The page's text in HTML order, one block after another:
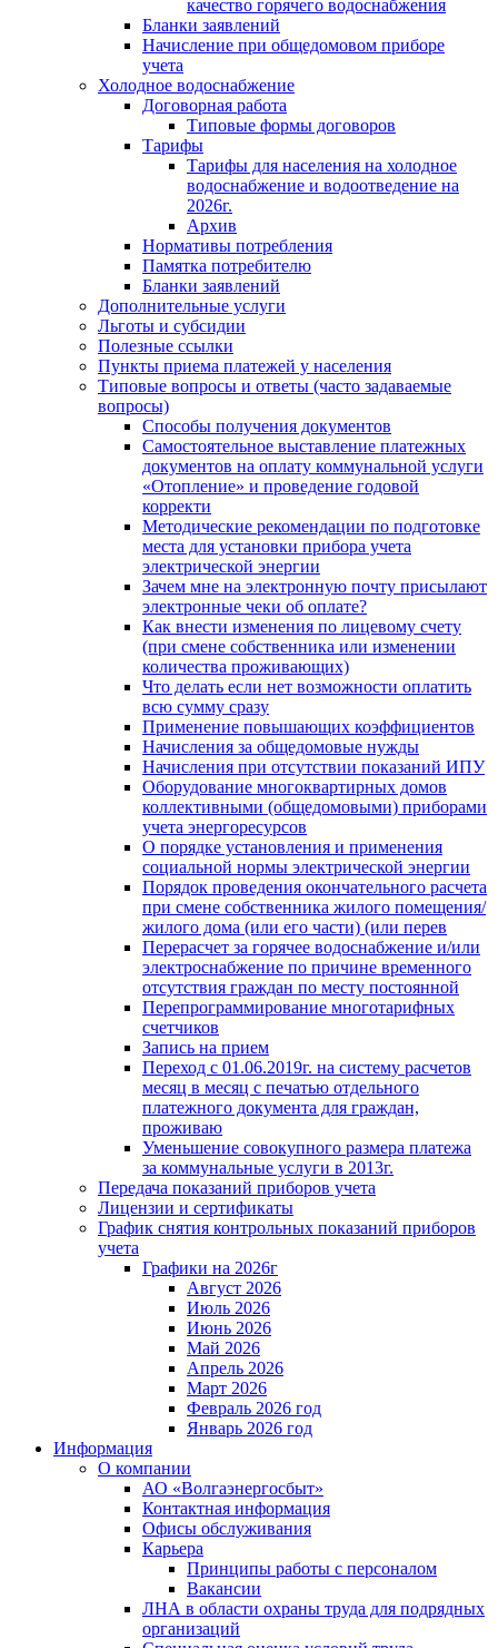
качество горячего водоснабжения
Бланки заявлений
Начисление при общедомовом приборе
учета
Холодное водоснабжение
Договорная работа
Типовые формы договоров
Тарифы
Тарифы для населения на холодное
водоснабжение и водоотведение на
2026г.
Архив
Нормативы потребления
Памятка потребителю
Бланки заявлений
Дополнительные услуги
Льготы и субсидии
Полезные ссылки
Пункты приема платежей у населения
Типовые вопросы и ответы (часто задаваемые
вопросы)
Способы получения документов
Самостоятельное выставление платежных
документов на оплату коммунальной услуги
«Отопление» и проведение годовой
корректи
Методические рекомендации по подготовке
места для установки прибора учета
электрической энергии
Зачем мне на электронную почту присылают
электронные чеки об оплате?
Как внести изменения по лицевому счету
(при смене собственника или изменении
количества проживающих)
Что делать если нет возможности оплатить
всю сумму сразу
Применение повышающих коэффициентов
Начисления за общедомовые нужды
Начисления при отсутствии показаний ИПУ
Оборудование многоквартирных домов
коллективными (общедомовыми) приборами
учета энергоресурсов
О порядке установления и применения
социальной нормы электрической энергии
Порядок проведения окончательного расчета
при смене собственника жилого помещения/
жилого дома (или его части) (или перев
Перерасчет за горячее водоснабжение и/или
электроснабжение по причине временного
отсутствия граждан по месту постоянной
Перепрограммирование многотарифных
счетчиков
Запись на прием
Переход с 01.06.2019г. на систему расчетов
месяц в месяц с печатью отдельного
платежного документа для граждан,
проживаю
Уменьшение совокупного размера платежа
за коммунальные услуги в 2013г.
Передача показаний приборов учета
Лицензии и сертификаты
График снятия контрольных показаний приборов
учета
Графики на 2026г
Август 2026
Июль 2026
Июнь 2026
Май 2026
Апрель 2026
Март 2026
Февраль 2026 год
Январь 2026 год
Информация
О компании
АО «Волгаэнергосбыт»
Контактная информация
Офисы обслуживания
Карьера
Принципы работы с персоналом
Вакансии
ЛНА в области охраны труда для подрядных
организаций